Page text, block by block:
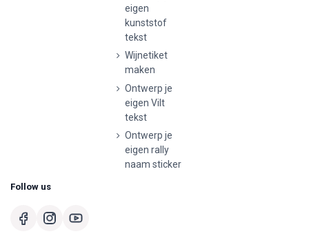
eigen
kunststof
tekst
Wijnetiket
maken
Ontwerp je
eigen Vilt
tekst
Ontwerp je
eigen rally
naam sticker
Follow us